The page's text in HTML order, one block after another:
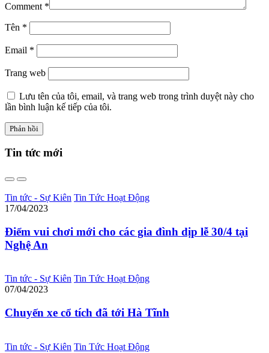
Comment *
Tên *
Email *
Trang web
Lưu tên của tôi, email, và trang web trong trình duyệt này cho
lần bình luận kế tiếp của tôi.
Tin tức mới
Tin tức - Sự Kiên Tin Tức Hoạt Động
17/04/2023
Điểm vui chơi mới cho các gia đình dịp lễ 30/4 tại
Nghệ An
Tin tức - Sự Kiên Tin Tức Hoạt Động
07/04/2023
Chuyến xe cổ tích đã tới Hà Tĩnh
Tin tức - Sự Kiên Tin Tức Hoạt Động